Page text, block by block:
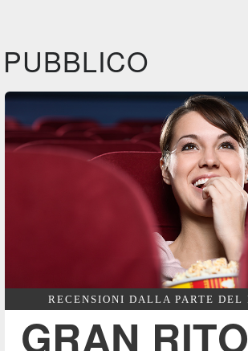
PUBBLICO
RECENSIONI DALLA PARTE DEL
GRAN